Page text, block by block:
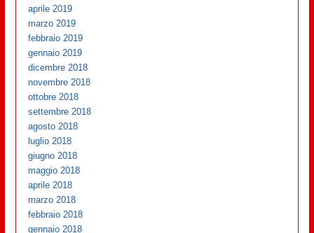
aprile 2019
marzo 2019
febbraio 2019
gennaio 2019
dicembre 2018
novembre 2018
ottobre 2018
settembre 2018
agosto 2018
luglio 2018
giugno 2018
maggio 2018
aprile 2018
marzo 2018
febbraio 2018
gennaio 2018